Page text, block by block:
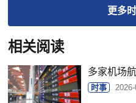
更多
相关阅读
多家机场
时事